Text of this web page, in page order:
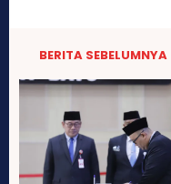
BERITA SEBELUMNYA